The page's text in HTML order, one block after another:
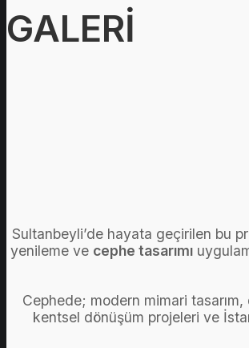
GALERİ
Sultanbeyli’de hayata geçirilen bu
yenileme ve cephe tasarımı
Cephede; modern mimari tasarım,
kentsel dönüşüm projeleri ve